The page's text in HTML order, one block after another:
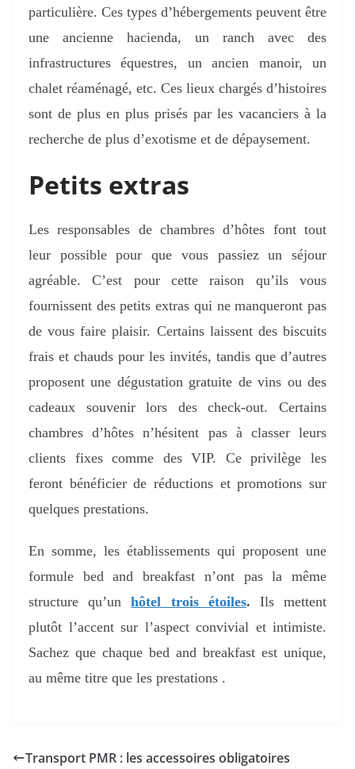
particulière. Ces types d’hébergements peuvent être
une ancienne hacienda, un ranch avec des
infrastructures équestres, un ancien manoir, un
chalet réaménagé, etc. Ces lieux chargés d’histoires
sont de plus en plus prisés par les vacanciers à la
recherche de plus d’exotisme et de dépaysement.
Petits extras
Les responsables de chambres d’hôtes font tout
leur possible pour que vous passiez un séjour
agréable. C’est pour cette raison qu’ils vous
fournissent des petits extras qui ne manqueront pas
de vous faire plaisir. Certains laissent des biscuits
frais et chauds pour les invités, tandis que d’autres
proposent une dégustation gratuite de vins ou des
cadeaux souvenir lors des check-out. Certains
chambres d’hôtes n’hésitent pas à classer leurs
clients fixes comme des VIP. Ce privilège les
feront bénéficier de réductions et promotions sur
quelques prestations.
En somme, les établissements qui proposent une
formule bed and breakfast n’ont pas la même
structure qu’unhôtel trois étoiles. Ils mettent
plutôt l’accent sur l’aspect convivial et intimiste.
Sachez que chaque bed and breakfast est unique,
au même titre que les prestations .
Transport PMR : les accessoires obligatoires